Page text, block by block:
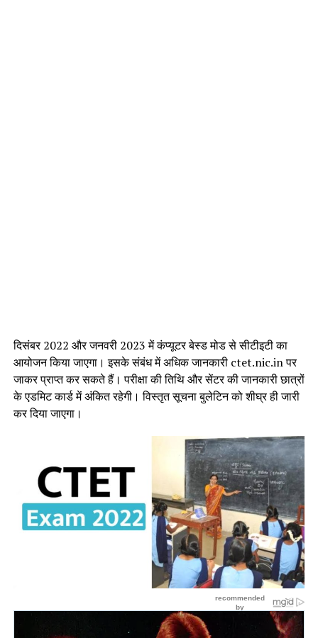
दिसंबर 2022 और जनवरी 2023 में कंप्यूटर बेस्ड मोड से सीटीइटी का
आयोजन किया जाएगा। इसके संबंध में अधिक जानकारी ctet.nic.in पर
जाकर प्राप्त कर सकते हैं। परीक्षा की तिथि और सेंटर की जानकारी छात्रों
के एडमिट कार्ड में अंकित रहेगी। विस्तृत सूचना बुलेटिन को शीघ्र ही जारी
कर दिया जाएगा।